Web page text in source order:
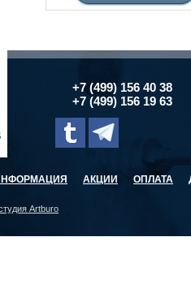
+7 (499) 156 40 38
+7 (499) 156 19 63
АКЦИИ ОПЛАТА
Artburo